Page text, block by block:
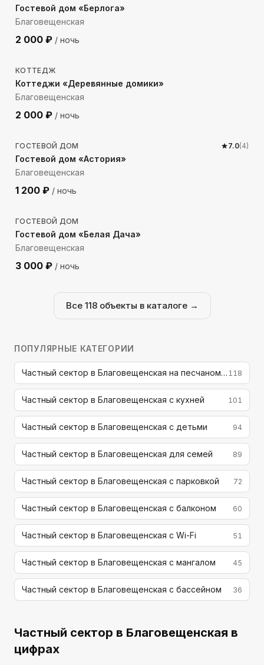
Гостевой дом «Берлога»
Благовещенская
2 000 ₽ / ночь
1317м до моря
КОТТЕДЖ
Коттеджи «Деревянные домики»
Благовещенская
2 000 ₽ / ночь
1200 м до моря
ГОСТЕВОЙ ДОМ 7.0(4)
Гостевой дом «Астория»
Благовещенская
1 200 ₽ / ночь
1241 м до моря
ГОСТЕВОЙ ДОМ
Гостевой дом «Белая Дача»
Благовещенская
3 000 ₽ / ночь
Все 118объекты в каталоге →
ПОПУЛЯРНЫЕ КАТЕГОРИИ
Частный сектор в Благовещенская на песчаном пляже 118
Частный сектор в Благовещенская с кухней 101
Частный сектор в Благовещенская с детьми 94
Частный сектор в Благовещенская для семей 89
Частный сектор в Благовещенская с парковкой 72
Частный сектор в Благовещенская с балконом 60
Частный сектор в Благовещенская с Wi-Fi 51
Частный сектор в Благовещенская с мангалом 45
Частный сектор в Благовещенская с бассейном 36
Частный сектор в Благовещенская в
цифрах